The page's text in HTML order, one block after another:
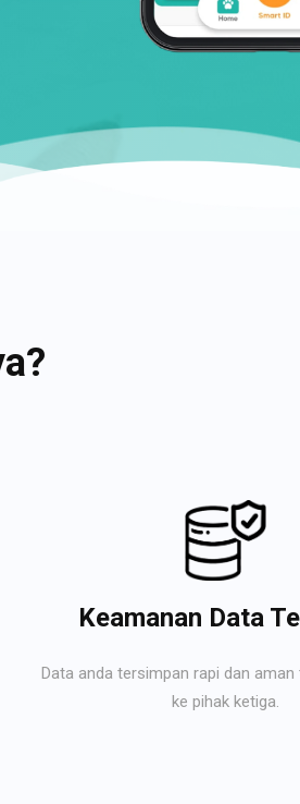
Keamanan Data
Data anda tersimpan rapi dan aman
ke pihak ketiga.